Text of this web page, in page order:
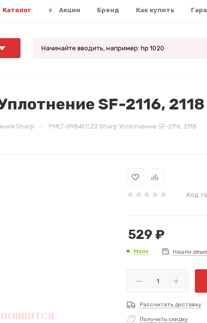
Каталог Акции Бренд Как купить
SF-2116, 2118
Sharp — PMLT-0984FCZ2 Sharp Уплотнение SF-2116, 2118
Код
529 ₽
Мало Нашли
Рассчитать доставку
Получить скидку